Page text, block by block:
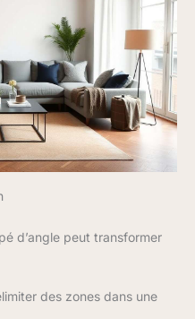
d’angle peut transformer
des zones dans une